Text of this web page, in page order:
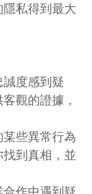
私得到最大
誠度感到疑
觀的證據，
某些異常行為
到真相，並